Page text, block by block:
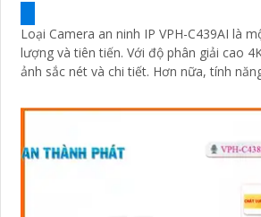
Loại Camera an ninh IP VPH-C439AI là
lượng và tiên tiến. Với độ phân giải cao 4K, nó cung cấp hình
ảnh sắc nét và chi tiết. Hơn